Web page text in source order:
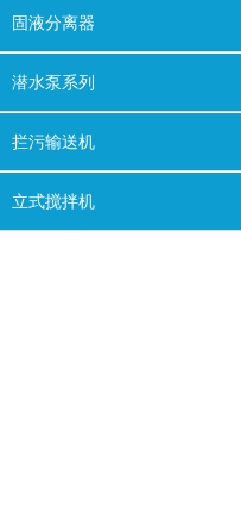
固液分离器
潜水泵系列
拦污输送机
立式搅拌机